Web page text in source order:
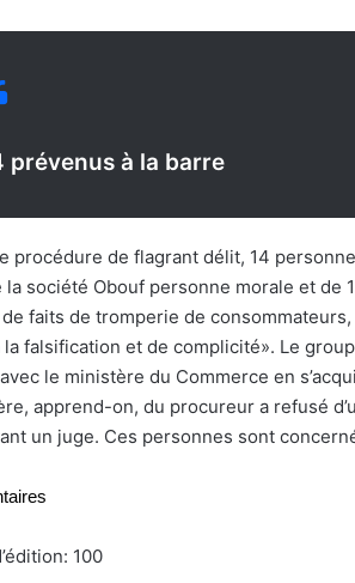
prévenus à la barre
procédure de flagrant délit, 14
la société Obouf personne morale et
faits de tromperie de
la falsification et de complicité». Le
le ministère du Commerce en
apprend-on, du procureur a refusé
un juge. Ces personnes sont
100